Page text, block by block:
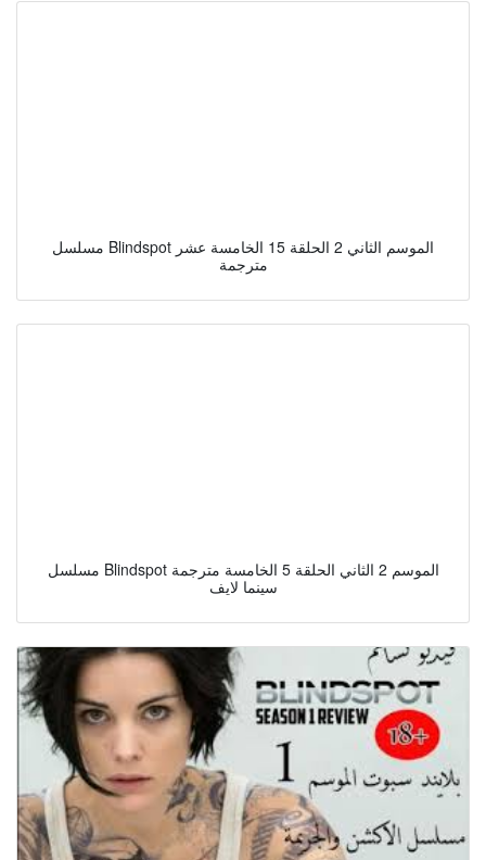
مسلسل Blindspot الموسم الثاني 2 الحلقة 15 الخامسة عشر
مترجمة
مسلسل Blindspot الموسم 2 الثاني الحلقة 5 الخامسة مترجمة
سينما لايف